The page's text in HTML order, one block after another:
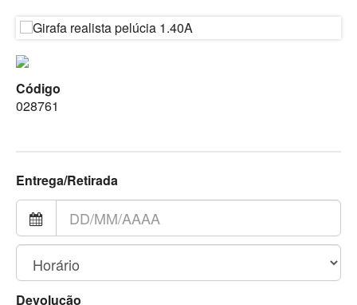
Código
028761
Entrega/Retirada
Devolução